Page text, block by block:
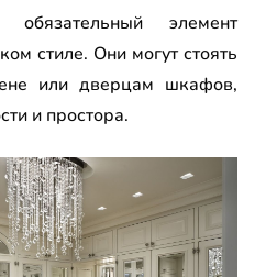
элемент
стиле. Они могут стоять
или дверцам шкафов,
и простора.